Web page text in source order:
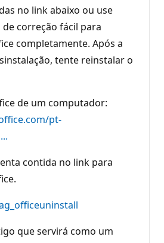
no link abaixo ou use
correção fácil para
completamente. Após a
tente reinstalar o
de um computador:
pt-
contida no link para
que servirá como um